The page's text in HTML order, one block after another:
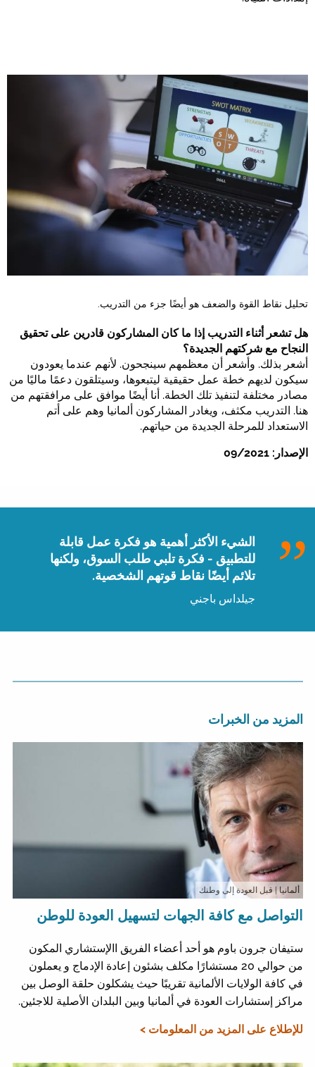
تحليل نقاط القوة والضعف هو أيضًا جزء من التدريب.
هل تشعر أثناء التدريب إذا ما كان المشاركون قادرين على تحقيق
النجاح مع شركتهم الجديدة؟
أشعر بذلك. وأشعر أن معظمهم سينجحون. لأنهم عندما يعودون
سيكون لديهم خطة عمل حقيقية ليتبعوها، وسيتلقون دعمًا ماليًا من
مصادر مختلفة لتنفيذ تلك الخطة. أنا أيضًا موافق على مرافقتهم من
هنا. التدريب مكثف، ويغادر المشاركون ألمانيا وهم على أتم
الاستعداد للمرحلة الجديدة من حياتهم.
الإصدار: 09/2021
الشيء الأكثر أهمية هو فكرة عمل قابلة
للتطبيق - فكرة تلبي طلب السوق، ولكنها
تلائم أيضًا نقاط قوتهم الشخصية.
جيلداس باجني
المزيد من الخبرات
ألمانيا| قبل العودة إلى وطنك
التواصل مع كافة الجهات لتسهيل العودة للوطن
ستيفان جرون باوم هو أحد أعضاء الفريق االإستشاري المكون
من حوالي 20 مستشارًا مكلف بشئون إعادة الإدماج و يعملون
في كافة الولايات الألمانية تقريبًا حيث يشكلون حلقة الوصل بين
مراكز إستشارات العودة في ألمانيا وبين البلدان الأصلية للاجئين.
للإطلاع على المزيد من المعلومات >